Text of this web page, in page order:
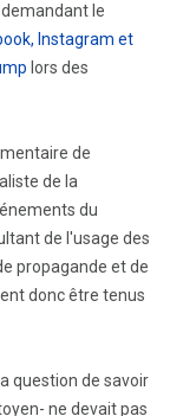
le
Instagram et
lors des
de
de la
du
de l'usage des
propagande et de
donc être tenus
question de savoir
ne devait pas